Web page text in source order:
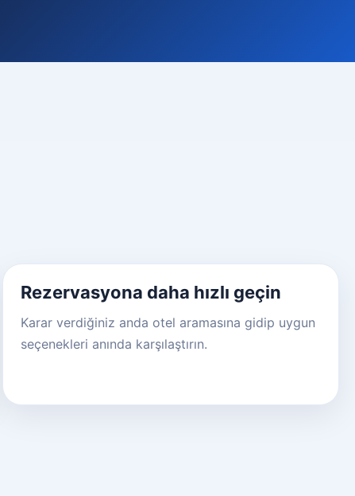
Rezervasyona daha hızlı geçin
Karar verdiğiniz anda otel aramasına gidip uygun
seçenekleri anında karşılaştırın.